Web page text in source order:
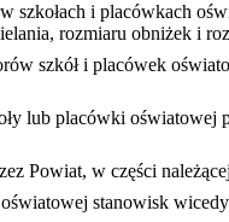
i placówkach
rozmiaru obniżek i
szkół i placówek
lub placówki
Powiat, w części
stanowisk